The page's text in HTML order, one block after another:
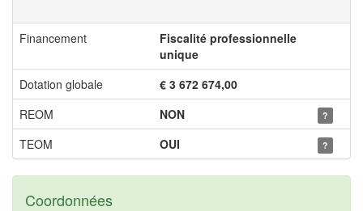
Financement
Fiscalité professionnelle
unique
Dotation globale
€ 3 672 674,00
REOM
NON ?
TEOM OUI ?
Coordonnées